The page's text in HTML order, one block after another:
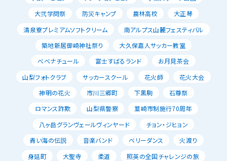
大弐学問祭
防災キャンプ 農林高校
大正琴
清泉寮プレミアムソフトクリーム
南アルプス山麓フェスティバル
築地新居御崎神社祭り
大久保嘉人サッカー教室
べべナチュール
富士すばるランド
お月見茶会
山梨フォトクラブ
サッカースクール 花火師
花火大会
神明の花火
市川三郷町 下黒駒
石尊祭
ロマンス詐欺
山梨県警察
韮崎市制施行70周年
八ヶ岳グランヴェールヴィンヤード
チョン・ジヒョン
青い海の伝説
音楽バンド ベリーダンス
火渡り
身延町
大聖寺 柔道
照英の全国チャレンジの旅